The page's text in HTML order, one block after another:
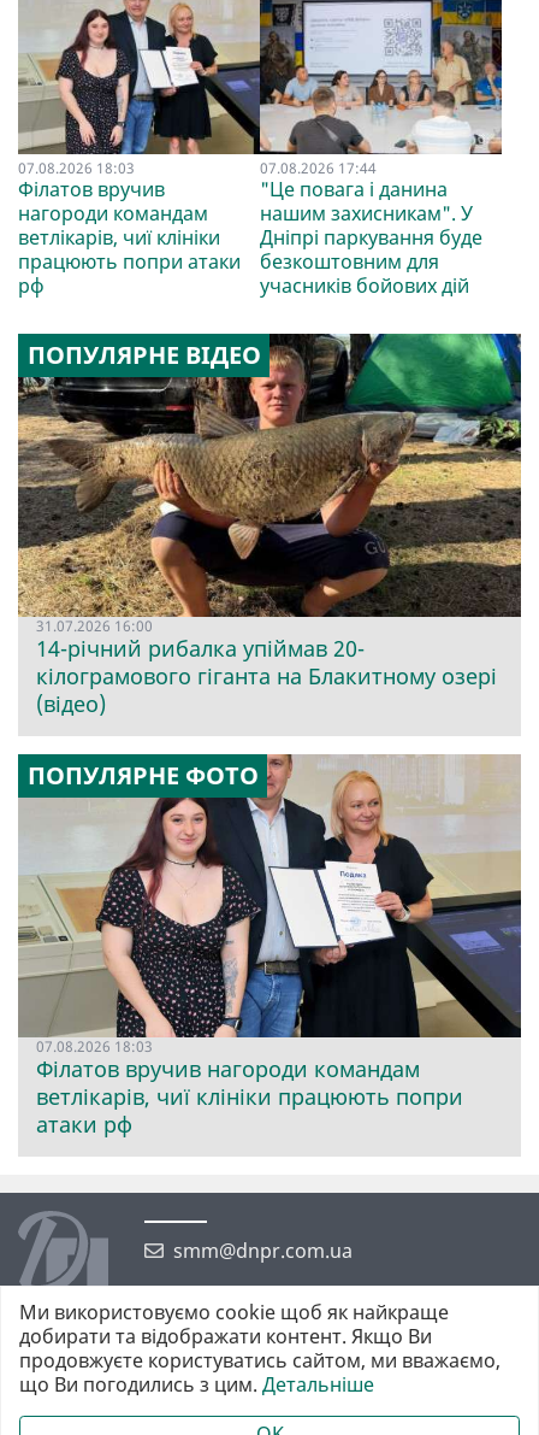
07.08.2026 18:03
Філатов вручив
нагороди командам
ветлікарів, чиї клініки
працюють попри атаки
рф
07.08.2026 17:44
"Це повага і данина
нашим захисникам". У
Дніпрі паркування буде
безкоштовним для
учасників бойових дій
ПОПУЛЯРНЕ ВІДЕО
31.07.2026 16:00
14-річний рибалка упіймав 20-
кілограмового гіганта на Блакитному озері
(відео)
ПОПУЛЯРНЕ ФОТО
07.08.2026 18:03
Філатов вручив нагороди командам
ветлікарів, чиї клініки працюють попри
атаки рф
smm@dnpr.com.ua
©2026 https://dnpr.com.ua Дніпровська порадниця
Всі права захищені. При повному або частковому використанні
Ми використовуємо cookie щоб як найкраще
добирати та відображати контент. Якщо Ви
продовжуєте користуватись сайтом, ми вважаємо,
що Ви погодились з цим. Детальніше